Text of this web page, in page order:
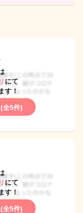
にて
す！
全5件)
にて
す！
全5件)